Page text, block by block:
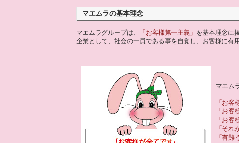
マエムラの基本理念
マエムラグループは、 「お客様第一主義」 を基本理念に
企業として、社会の一員である事を自覚し、お客様に有
マエム
「お客
「お客
「お客
「それ
「有難